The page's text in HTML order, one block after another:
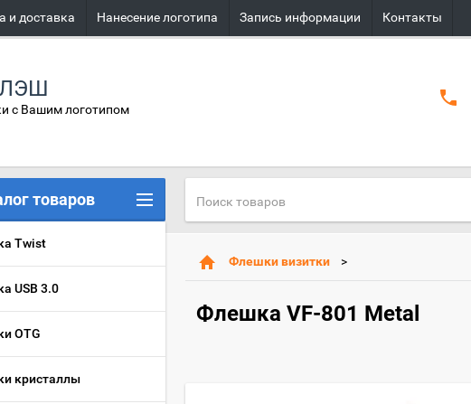
и доставка Нанесение логотипа Запись информации Контакты
с Вашим логотипом
Флешки визитки
Флешка VF-801 Metal
товаров
Twist
USB 3.0
OTG
кристаллы